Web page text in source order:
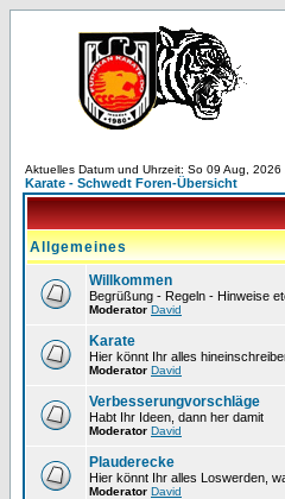
Aktuelles Datum und Uhrzeit: So 09 Aug, 2026
Karate - Schwedt Foren-Übersicht
Allgemeines
Willkommen
Begrüßung - Regeln - Hinweise
Moderator David
Karate
Hier könnt Ihr alles
Moderator David
Verbesserungvorschläge
Habt Ihr Ideen, dann her damit
Moderator David
Plauderecke
Hier könnt Ihr alles Loswerden,
Moderator David